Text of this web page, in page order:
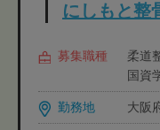
にしもと整
募集職種
柔道
国資
勤務地 大阪